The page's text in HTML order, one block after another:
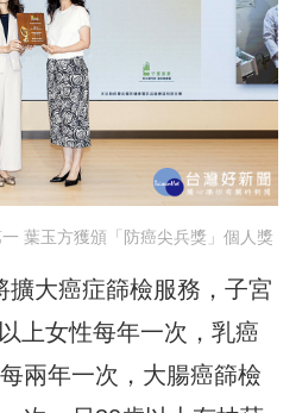
葉玉方獲頒「防癌尖兵獎」個人獎
擴大癌症篩檢服務，子宮
上女性每年一次，乳癌
兩年一次，大腸癌篩檢